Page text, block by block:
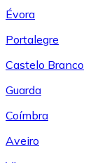
Évora
Portalegre
Castelo Branco
Guarda
Coímbra
Aveiro